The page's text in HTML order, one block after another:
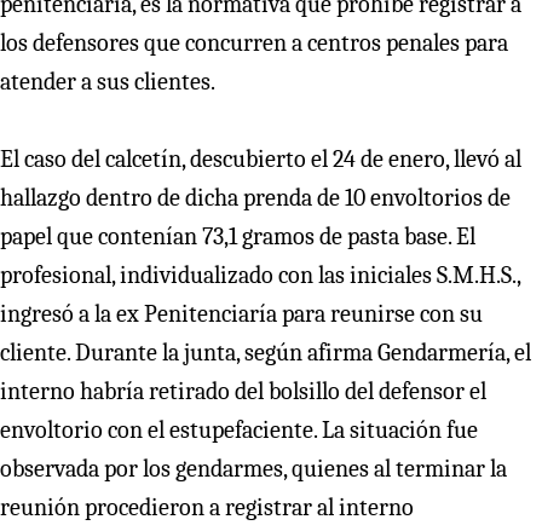
los defensores que concurren a centros penales para
atender a sus clientes.
El caso del calcetín, descubierto el 24 de enero, llevó al
hallazgo dentro de dicha prenda de 10 envoltorios de
papel que contenían 73,1 gramos de pasta base. El
profesional, individualizado con las iniciales S.M.H.S.,
ingresó a la ex Penitenciaría para reunirse con su
cliente. Durante la junta, según afirma Gendarmería, el
interno habría retirado del bolsillo del defensor el
envoltorio con el estupefaciente. La situación fue
observada por los gendarmes, quienes al terminar la
reunión procedieron a registrar al interno